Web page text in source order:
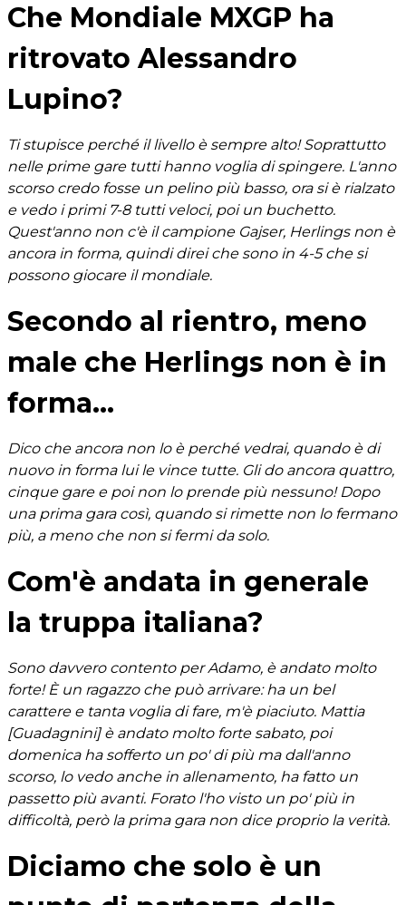
Che Mondiale MXGP ha
ritrovato Alessandro
Lupino?
Ti stupisce perché il livello è sempre alto! Soprattutto
nelle prime gare tutti hanno voglia di spingere. L'anno
scorso credo fosse un pelino più basso, ora si è rialzato
e vedo i primi 7-8 tutti veloci, poi un buchetto.
Quest'anno non c'è il campione Gajser, Herlings non è
ancora in forma, quindi direi che sono in 4-5 che si
possono giocare il mondiale.
Secondo al rientro, meno
male che Herlings non è in
forma...
Dico che ancora non lo è perché vedrai, quando è di
nuovo in forma lui le vince tutte. Gli do ancora quattro,
cinque gare e poi non lo prende più nessuno! Dopo
una prima gara così, quando si rimette non lo fermano
più, a meno che non si fermi da solo.
Com'è andata in generale
la truppa italiana?
Sono davvero contento per Adamo, è andato molto
forte! È un ragazzo che può arrivare: ha un bel
carattere e tanta voglia di fare, m'è piaciuto. Mattia
[Guadagnini] è andato molto forte sabato, poi
domenica ha sofferto un po' di più ma dall'anno
scorso, lo vedo anche in allenamento, ha fatto un
passetto più avanti. Forato l'ho visto un po' più in
difficoltà, però la prima gara non dice proprio la verità.
Diciamo che solo è un